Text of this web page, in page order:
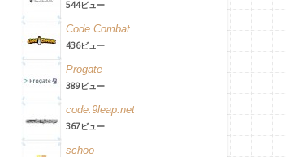
544ビュー
Code Combat
436ビュー
Progate
389ビュー
code.9leap.net
367ビュー
schoo